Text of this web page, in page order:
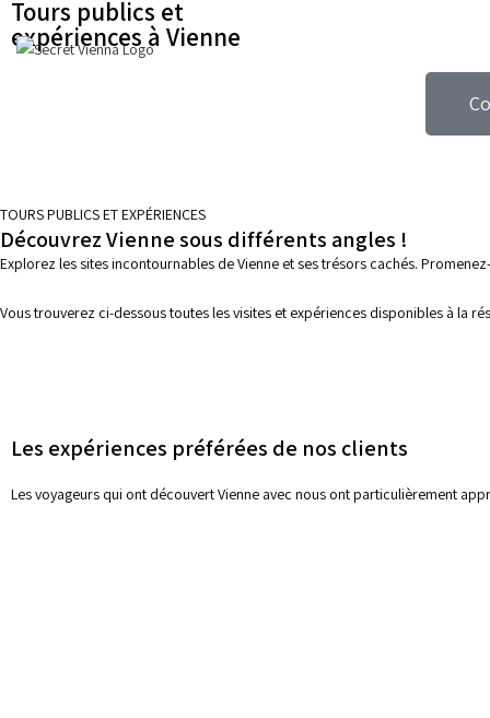
Tours publics et
expériences à Vienne
TOURS PUBLICS ET EXPÉRIENCES
Découvrez Vienne sous différents angles !
Explorez les sites incontournables de Vienne et ses trésors cachés.
Vous trouverez ci-dessous toutes les visites et expériences disponibles à la
Les expériences préférées de nos clients
Les voyageurs qui ont découvert Vienne avec nous ont particulièrement